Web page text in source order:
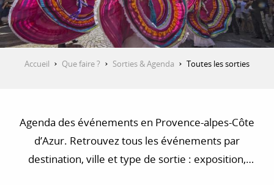
QUE FAIRE ?
SÉJOURNER
Accueil Que faire ? Sorties & Agenda Toutes les sorties
Agenda des événements en Provence-alpes-Côte
d’Azur. Retrouvez tous les événements par
destination, ville et type de sortie : exposition,